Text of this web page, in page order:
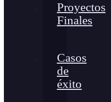
Proyectos
Finales
Casos
de
éxito